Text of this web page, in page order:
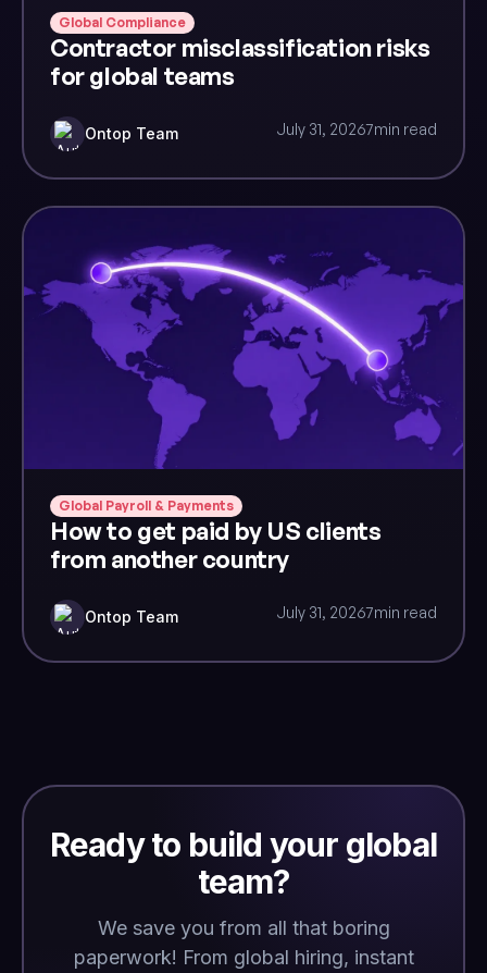
Global Compliance
Contractor misclassification risks
for global teams
Ontop Team July 31, 20267min read
Global Payroll & Payments
How to get paid by US clients
from another country
Ontop Team July 31, 20267min read
Ready to build your global
team?
We save you from all that boring
paperwork! From global hiring, instant